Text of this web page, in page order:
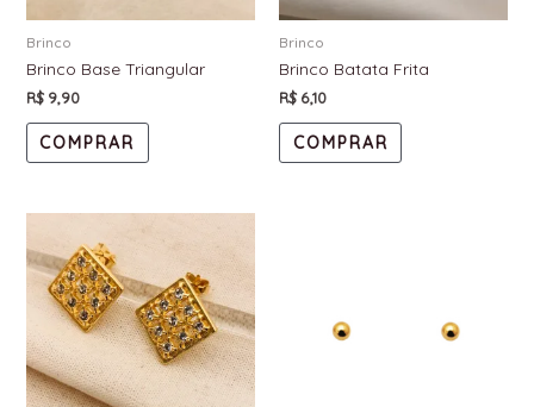
Brinco
Brinco Base Triangular
R$9,90
COMPRAR
Brinco
Brinco Batata Frita
R$ 6,10
COMPRAR